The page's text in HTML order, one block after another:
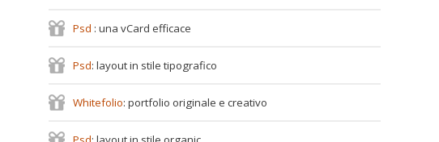
Psd : una vCard efficace
Psd: layout in stile tipografico
Whitefolio: portfolio originale e creativo